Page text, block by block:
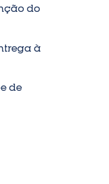
do
à
de